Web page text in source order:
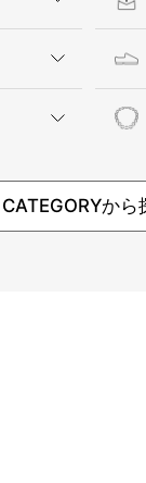
CATEGORYから